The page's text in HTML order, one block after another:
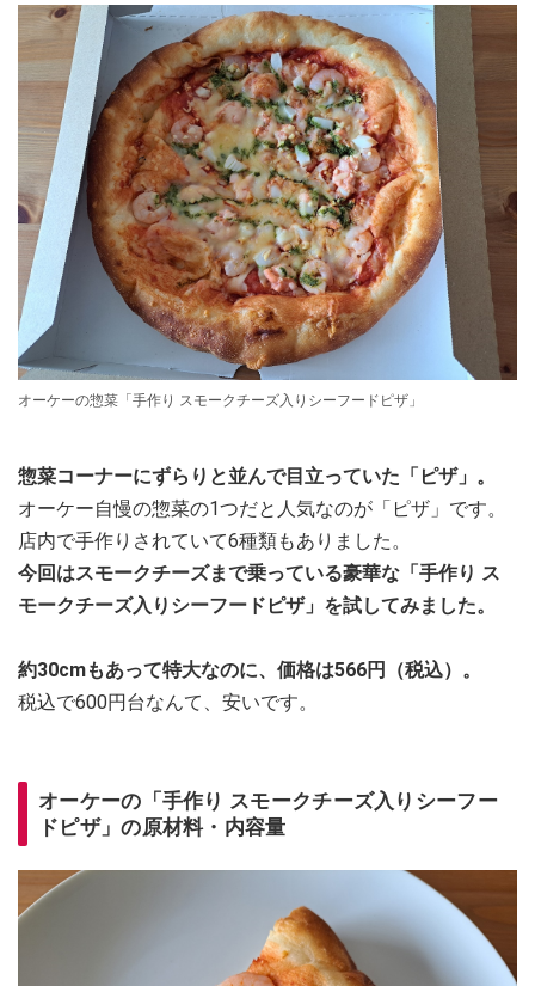
オーケーの惣菜「手作り スモークチーズ入りシーフードピザ」
惣菜コーナーにずらりと並んで目立っていた「ピザ」。
オーケー自慢の惣菜の1つだと人気なのが「ピザ」です。
店内で手作りされていて6種類もありました。
今回はスモークチーズまで乗っている豪華な「手作り ス
モークチーズ入りシーフードピザ」を試してみました。
約30cmもあって特大なのに、価格は566円（税込）。
税込で600円台なんて、安いです。
オーケーの「手作り スモークチーズ入りシーフー
ドピザ」の原材料・内容量